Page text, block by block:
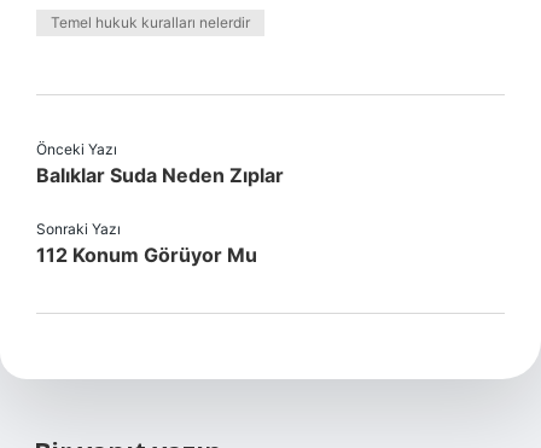
Temel hukuk kuralları nelerdir
Önceki Yazı
Balıklar Suda Neden Zıplar
Sonraki Yazı
112 Konum Görüyor Mu